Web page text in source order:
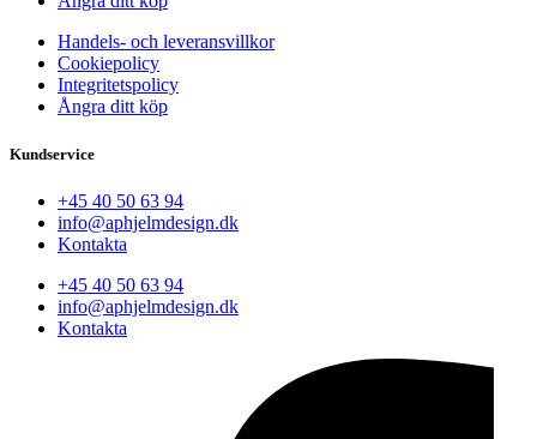
Handels- och leveransvillkor
Cookiepolicy
Integritetspolicy
Ångra ditt köp
Kundservice
+45 40 50 63 94
info@aphjelmdesign.dk
Kontakta
+45 40 50 63 94
info@aphjelmdesign.dk
Kontakta